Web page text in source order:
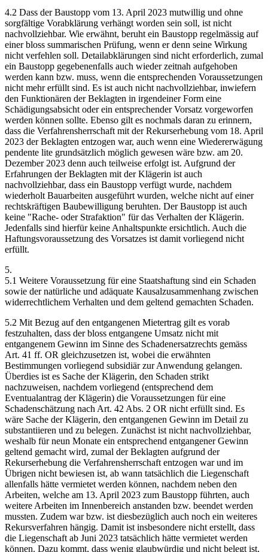
4.2 Dass der Baustopp vom 13. April 2023 mutwillig und ohne
sorgfältige Vorabklärung verhängt worden sein soll, ist nicht
nachvollziehbar. Wie erwähnt, beruht ein Baustopp regelmässig auf
einer bloss summarischen Prüfung, wenn er denn seine Wirkung
nicht verfehlen soll. Detailabklärungen sind nicht erforderlich, zumal
ein Baustopp gegebenenfalls auch wieder zeitnah aufgehoben
werden kann bzw. muss, wenn die entsprechenden Voraussetzungen
nicht mehr erfüllt sind. Es ist auch nicht nachvollziehbar, inwiefern
den Funktionären der Beklagten in irgendeiner Form eine
Schädigungsabsicht oder ein entsprechender Vorsatz vorgeworfen
werden können sollte. Ebenso gilt es nochmals daran zu erinnern,
dass die Verfahrensherrschaft mit der Rekurserhebung vom 18. April
2023 der Beklagten entzogen war, auch wenn eine Wiedererwägung
pendente lite grundsätzlich möglich gewesen wäre bzw. am 20.
Dezember 2023 denn auch teilweise erfolgt ist. Aufgrund der
Erfahrungen der Beklagten mit der Klägerin ist auch
nachvollziehbar, dass ein Baustopp verfügt wurde, nachdem
wiederholt Bauarbeiten ausgeführt wurden, welche nicht auf einer
rechtskräftigen Baubewilligung beruhten. Der Baustopp ist auch
keine "Rache- oder Strafaktion" für das Verhalten der Klägerin.
Jedenfalls sind hierfür keine Anhaltspunkte ersichtlich. Auch die
Haftungsvoraussetzung des Vorsatzes ist damit vorliegend nicht
erfüllt.
5.
5.1 Weitere Voraussetzung für eine Staatshaftung sind ein Schaden
sowie der natürliche und adäquate Kausalzusammenhang zwischen
widerrechtlichem Verhalten und dem geltend gemachten Schaden.
5.2 Mit Bezug auf den entgangenen Mietertrag gilt es vorab
festzuhalten, dass der bloss entgangene Umsatz nicht mit
entgangenem Gewinn im Sinne des Schadenersatzrechts gemäss
Art. 41 ff. OR gleichzusetzen ist, wobei die erwähnten
Bestimmungen vorliegend subsidiär zur Anwendung gelangen.
Überdies ist es Sache der Klägerin, den Schaden strikt
nachzuweisen, nachdem vorliegend (entsprechend dem
Eventualantrag der Klägerin) die Voraussetzungen für eine
Schadenschätzung nach Art. 42 Abs. 2 OR nicht erfüllt sind. Es
wäre Sache der Klägerin, den entgangenen Gewinn im Detail zu
substantiieren und zu belegen. Zunächst ist nicht nachvollziehbar,
weshalb für neun Monate ein entsprechend entgangener Gewinn
geltend gemacht wird, zumal der Beklagten aufgrund der
Rekurserhebung die Verfahrensherrschaft entzogen war und im
Übrigen nicht bewiesen ist, ab wann tatsächlich die Liegenschaft
allenfalls hätte vermietet werden können, nachdem neben den
Arbeiten, welche am 13. April 2023 zum Baustopp führten, auch
weitere Arbeiten im Innenbereich anstanden bzw. beendet werden
mussten. Zudem war bzw. ist diesbezüglich auch noch ein weiteres
Rekursverfahren hängig. Damit ist insbesondere nicht erstellt, dass
die Liegenschaft ab Juni 2023 tatsächlich hätte vermietet werden
können. Dazu kommt, dass wenig glaubwürdig und nicht belegt ist,